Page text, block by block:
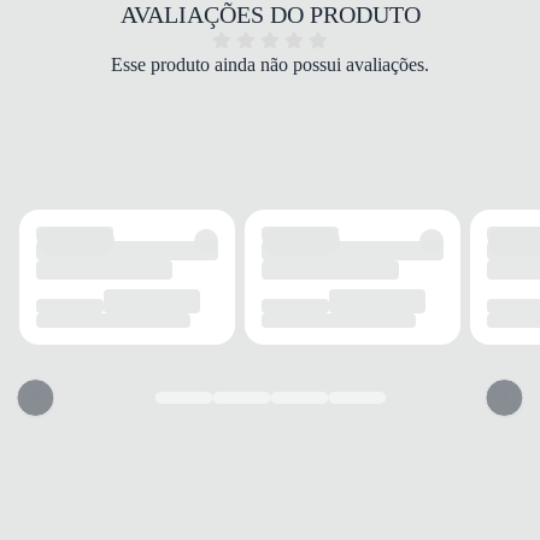
MATERIAL
Borracha
ADERÊNCIA
AMORTECIMENTO
Fresh Foam
AVALIAÇÕES DO PRODUTO
Esse produto ainda não possui avaliações.